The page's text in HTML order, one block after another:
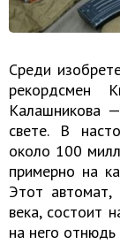
Среди
рекордсмен
Калашникова
свете. В
около 100
примерно на
Этот автомат,
века, состоит
на него отнюдь